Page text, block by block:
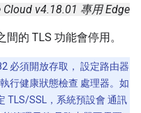
Cloud v4.18.01 專用 Edge
的 TLS 功能會停用。
必須開放存取， 設定路由器
行健康狀態檢查 處理器。如
TLS/SSL，系統預設會 通訊